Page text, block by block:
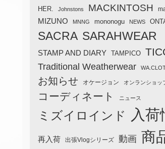
HER. Johnstons MACKINTOSH
MIZUNO MNNG mononogu NEWS
SACRA SARAHWEAR
STAMP AND DIARY TAMPICO
Traditional Weatherwear
お知らせ オケージョン オンランショッ
コーディネート ニュース
ミズイロインド 入荷
再入荷 出張Vlogシリーズ 動画 商